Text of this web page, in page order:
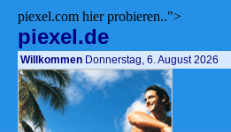
piexel.com hier probieren..">
piexel.de
Willkommen Donnerstag, 6. August 2026